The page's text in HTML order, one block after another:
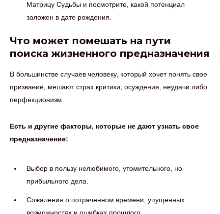
Матрицу Судьбы и посмотрите, какой потенциал
заложен в дате рождения.
Что может помешать на пути
поиска жизненного предназначения
В большинстве случаев человеку, который хочет понять свое
призвание, мешают страх критики, осуждения, неудачи либо
перфекционизм.
Есть и другие факторы, которые не дают узнать свое
предназначение:
Выбор в пользу нелюбимого, утомительного, но
прибыльного дела.
Сожаления о потраченном времени, упущенных